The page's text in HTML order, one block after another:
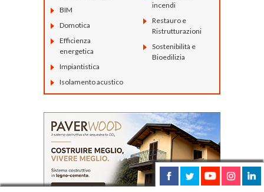
BIM
Domotica
Efficienza
energetica
Impiantistica
Isolamento acustico
incendi
Restauro e
Ristrutturazioni
Sostenibilità e
Bioedilizia